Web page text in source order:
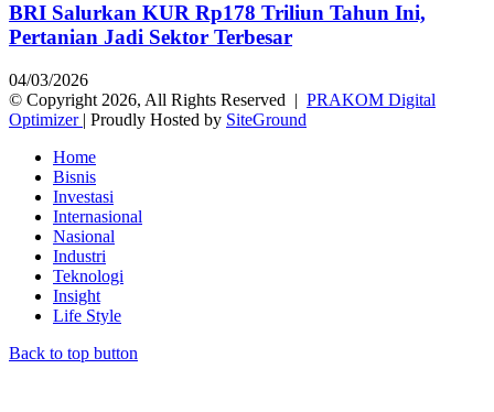
BRI Salurkan KUR Rp178 Triliun Tahun Ini,
Pertanian Jadi Sektor Terbesar
04/03/2026
© Copyright 2026, All Rights Reserved | PRAKOM Digital
Optimizer | Proudly Hosted by SiteGround
Home
Bisnis
Investasi
Internasional
Nasional
Industri
Teknologi
Insight
Life Style
Back to top button